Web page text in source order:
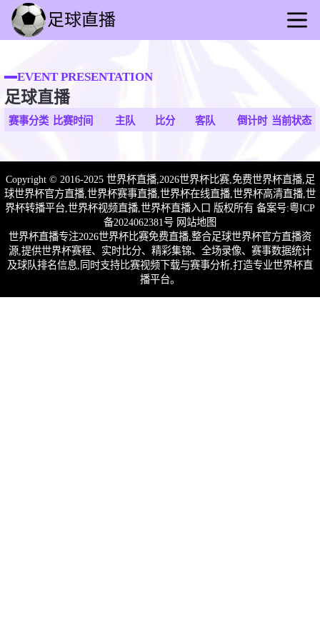
足球直播
篮球直播
足球回放
篮球速报
全球联赛
EVENT PRESENTATION
足球直播
赛事分类 比赛时间 主队 比分 客队 倒计时 当前状态
Copyright © 2016-2025 世界杯直播,2026世界杯比赛,免费世界杯直播,足
球世界杯官方直播,世界杯赛事直播,世界杯在线直播,世界杯高清直播,世
界杯转播平台,世界杯视频直播,世界杯直播入口 版权所有 备案号:粤ICP
备2024062381号 网站地图
世界杯直播专注2026世界杯比赛免费直播,整合足球世界杯官方直播资
源,提供世界杯赛程、实时比分、精彩集锦、全场录像、赛事数据统计
及球队排名信息,同时支持比赛视频下载与赛事分析,打造专业世界杯直
播平台。